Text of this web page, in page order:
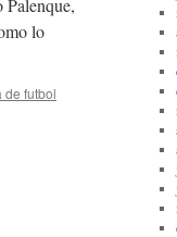
Palenque,
lo
de futbol